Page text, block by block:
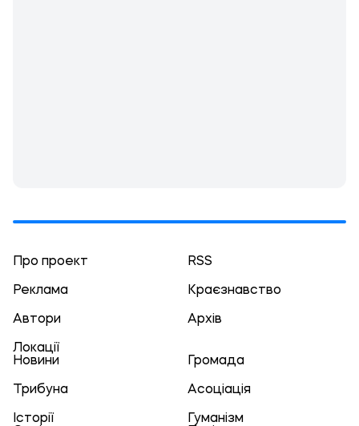
Про проект RSS
Реклама Краєзнавство
Автори Архів
Локації
Новини
Громада
Трибуна Асоціація
Історії
Гуманізм